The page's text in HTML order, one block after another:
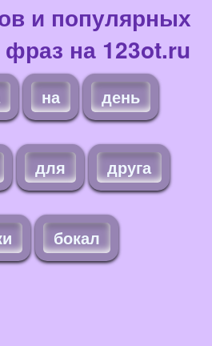
и популярных
на 123ot.ru
на день
для друга
бокал